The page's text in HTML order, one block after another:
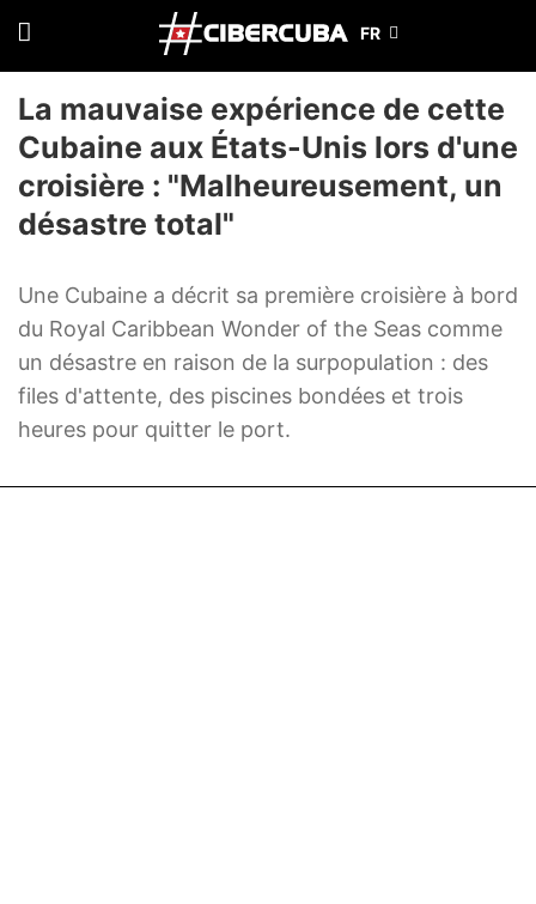
La mauvaise expérience de cette
Cubaine aux États-Unis lors d'une
croisière : "Malheureusement, un
désastre total"
Une Cubaine a décrit sa première croisière à bord
du Royal Caribbean Wonder of the Seas comme
un désastre en raison de la surpopulation : des
files d'attente, des piscines bondées et trois
heures pour quitter le port.